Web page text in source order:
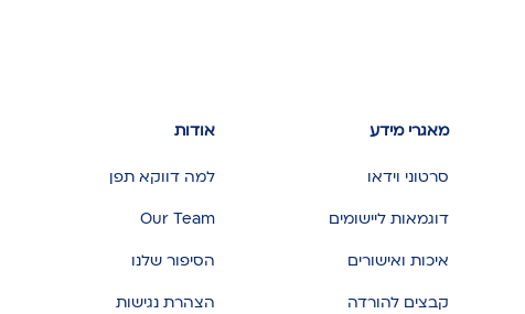
מאגרי מידע
סרטוני וידאו
דוגמאות ליישומים
איכות ואישורים
קבצים להורדה
אודות
למה דווקא תפן
Our Team
הסיפור שלנו
הצהרת נגישות